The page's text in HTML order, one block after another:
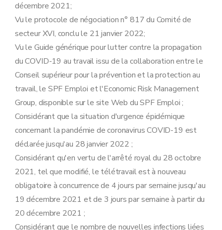
décembre 2021;
Vu le protocole de négociation n° 817 du Comité de
secteur XVI, conclu le 21 janvier 2022;
Vu le Guide générique pour lutter contre la propagation
du COVID-19 au travail issu de la collaboration entre le
Conseil supérieur pour la prévention et la protection au
travail, le SPF Emploi et l'Economic Risk Management
Group, disponible sur le site Web du SPF Emploi ;
Considérant que la situation d'urgence épidémique
concernant la pandémie de coronavirus COVID-19 est
déclarée jusqu'au 28 janvier 2022 ;
Considérant qu'en vertu de l'arrêté royal du 28 octobre
2021, tel que modifié, le télétravail est à nouveau
obligatoire à concurrence de 4 jours par semaine jusqu'au
19 décembre 2021 et de 3 jours par semaine à partir du
20 décembre 2021 ;
Considérant que le nombre de nouvelles infections liées